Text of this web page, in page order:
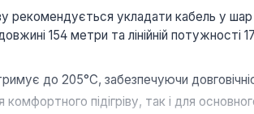
рекомендується укладати кабель у
154 метри та лінійній потужності
до 205°C, забезпечуючи
комфортного підігріву, так і для